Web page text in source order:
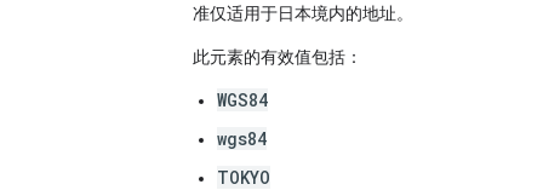
准仅适用于日本境内的地址。
此元素的有效值包括：
WGS84
wgs84
TOKYO